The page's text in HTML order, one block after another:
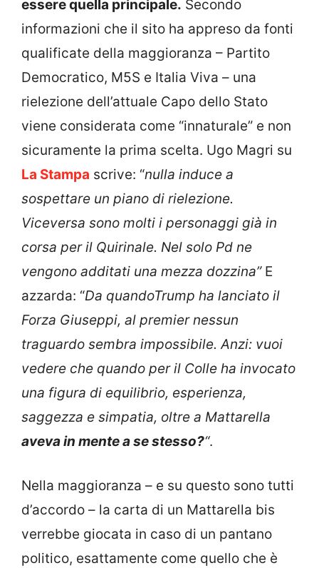
essere quella principale. Secondo
informazioni che il sito ha appreso da fonti
qualificate della maggioranza – Partito
Democratico, M5S e Italia Viva – una
rielezione dell’attuale Capo dello Stato
viene considerata come “innaturale” e non
sicuramente la prima scelta. Ugo Magri su
La Stampa scrive: “nulla induce a
sospettare un piano di rielezione.
Viceversa sono molti i personaggi già in
corsa per il Quirinale. Nel solo Pd ne
vengono additati una mezza dozzina”E
azzarda: “Da quandoTrump ha lanciato il
Forza Giuseppi, al premier nessun
traguardo sembra impossibile. Anzi: vuoi
vedere che quando per il Colle ha invocato
una figura di equilibrio, esperienza,
saggezza e simpatia, oltre a Mattarella
aveva in mente a se stesso?“.
Nella maggioranza – e su questo sono tutti
d’accordo – la carta di un Mattarella bis
verrebbe giocata in caso di un pantano
politico, esattamente come quello che è